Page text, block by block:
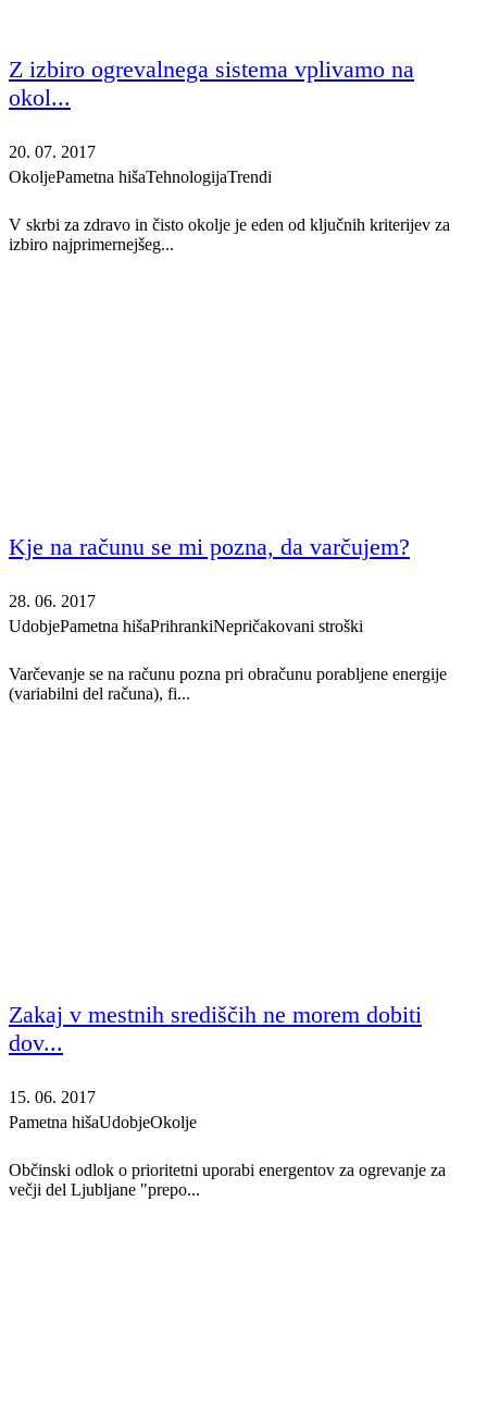
Z izbiro ogrevalnega sistema vplivamo na
okol...
20. 07. 2017
OkoljePametna hišaTehnologijaTrendi
V skrbi za zdravo in čisto okolje je eden od ključnih kriterijev za
izbiro najprimernejšeg...
Kje na računu se mi pozna, da varčujem?
28. 06. 2017
UdobjePametna hišaPrihrankiNepričakovani stroški
Varčevanje se na računu pozna pri obračunu porabljene energije
(variabilni del računa), fi...
Zakaj v mestnih središčih ne morem dobiti
dov...
15. 06. 2017
Pametna hišaUdobjeOkolje
Občinski odlok o prioritetni uporabi energentov za ogrevanje za
večji del Ljubljane "prepo...